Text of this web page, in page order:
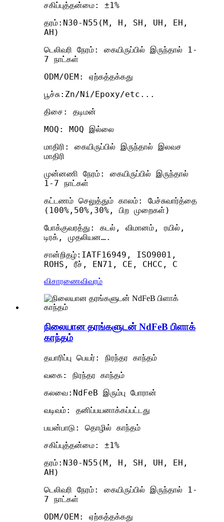
சகிப்புத்தன்மை: ±1%
தரம்:N30-N55(M, H, SH, UH, EH,
AH)
டெலிவரி நேரம்: கையிருப்பில் இருந்தால் 1-
7 நாட்கள்
ODM/OEM: ஏற்கத்தக்கது
பூச்சு:Zn/Ni/Epoxy/etc...
திசை: தடிமன்
MOQ: MOQ இல்லை
மாதிரி: கையிருப்பில் இருந்தால் இலவச
மாதிரி
முன்னணி நேரம்: கையிருப்பில் இருந்தால்
1-7 நாட்கள்
கட்டணம் செலுத்தும் காலம்: பேச்சுவார்த்தை
(100%,50%,30%, பிற முறைகள்)
போக்குவரத்து: கடல், விமானம், ரயில்,
டிரக், முதலியன….
சான்றிதழ்:IATF16949, ISO9001,
ROHS, ரீச், EN71, CE, CHCC, C
விசாரணைவிவரம்
நிலையான தரங்களுடன் NdFeB பிளாக்
காந்தம்
தயாரிப்பு பெயர்: நிரந்தர காந்தம்
வகை: நிரந்தர காந்தம்
கலவை:NdFeB இரும்பு போரான்
வடிவம்: தனிப்பயனாக்கப்பட்டது
பயன்பாடு: தொழில் காந்தம்
சகிப்புத்தன்மை: ±1%
தரம்:N30-N55(M, H, SH, UH, EH,
AH)
டெலிவரி நேரம்: கையிருப்பில் இருந்தால் 1-
7 நாட்கள்
ODM/OEM: ஏற்கத்தக்கது